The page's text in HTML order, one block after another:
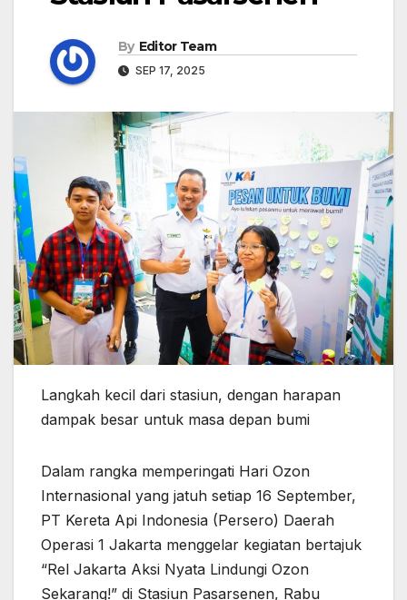
By Editor Team
SEP 17, 2025
Langkah kecil dari stasiun, dengan harapan
dampak besar untuk masa depan bumi
Dalam rangka memperingati Hari Ozon
Internasional yang jatuh setiap 16 September,
PT Kereta Api Indonesia (Persero) Daerah
Operasi 1 Jakarta menggelar kegiatan bertajuk
“Rel Jakarta Aksi Nyata Lindungi Ozon
Sekarang!” di Stasiun Pasarsenen, Rabu